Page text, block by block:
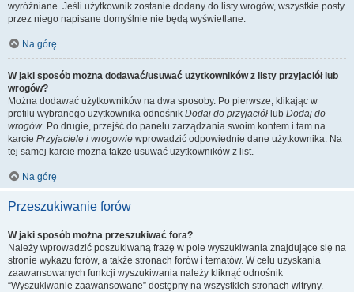
wyróżniane. Jeśli użytkownik zostanie dodany do listy wrogów, wszystkie posty
przez niego napisane domyślnie nie będą wyświetlane.
Na górę
W jaki sposób można dodawać/usuwać użytkowników z listy przyjaciół lub
wrogów?
Można dodawać użytkowników na dwa sposoby. Po pierwsze, klikając w
profilu wybranego użytkownika odnośnik Dodaj do przyjaciół lub Dodaj do
wrogów. Po drugie, przejść do panelu zarządzania swoim kontem i tam na
karcie Przyjaciele i wrogowie wprowadzić odpowiednie dane użytkownika. Na
tej samej karcie można także usuwać użytkowników z list.
Na górę
Przeszukiwanie forów
W jaki sposób można przeszukiwać fora?
Należy wprowadzić poszukiwaną frazę w pole wyszukiwania znajdujące się na
stronie wykazu forów, a także stronach forów i tematów. W celu uzyskania
zaawansowanych funkcji wyszukiwania należy kliknąć odnośnik
“Wyszukiwanie zaawansowane” dostępny na wszystkich stronach witryny.